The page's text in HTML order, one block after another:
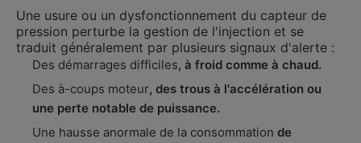
Une usure ou un dysfonctionnement du capteur de
pression perturbe la gestion de l'injection et se
traduit généralement par plusieurs signaux d'alerte :
Des démarrages difficiles, à froid comme à chaud.
Des à-coups moteur, des trous à l'accélération ou
une perte notable de puissance.
Une hausse anormale de la consommation de